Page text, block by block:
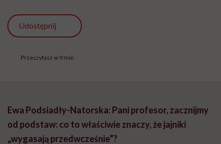
Udostępnij
Przeczytasz w 9 min
Ewa Podsiadły-Natorska: Pani profesor, zacznijmy
od podstaw: co to właściwie znaczy, że jajniki
„wygasają przedwcześnie”?